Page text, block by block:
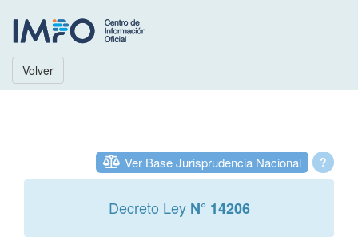
Volver
?
Ver Base Jurisprudencia Nacional
Decreto Ley N° 14206